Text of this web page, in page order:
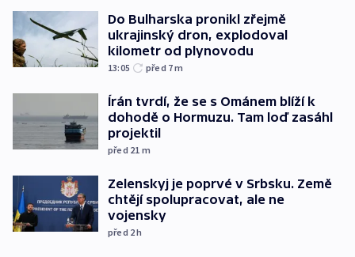
Do Bulharska pronikl zřejmě
ukrajinský dron, explodoval
kilometr od plynovodu
13:05 před 7m
Írán tvrdí, že se s Ománem blíží k
dohodě o Hormuzu. Tam loď zasáhl
projektil
před 21 m
Zelenskyj je poprvé v Srbsku. Země
chtějí spolupracovat, ale ne
vojensky
před 2h